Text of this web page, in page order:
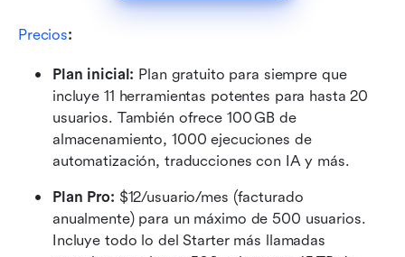
Precios:
Plan inicial: Plan gratuito para siempre que
incluye 11 herramientas potentes para hasta 20
usuarios. También ofrece 100 GB de
almacenamiento, 1000 ejecuciones de
automatización, traducciones con IA y más.
Plan Pro: $12/usuario/mes (facturado
anualmente) para un máximo de 500 usuarios.
Incluye todo lo del Starter más llamadas